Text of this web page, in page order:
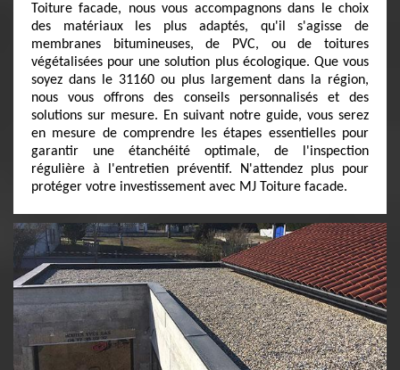
Toiture facade, nous vous accompagnons dans le choix
des matériaux les plus adaptés, qu'il s'agisse de
membranes bitumineuses, de PVC, ou de toitures
végétalisées pour une solution plus écologique. Que vous
soyez dans le 31160 ou plus largement dans la région,
nous vous offrons des conseils personnalisés et des
solutions sur mesure. En suivant notre guide, vous serez
en mesure de comprendre les étapes essentielles pour
garantir une étanchéité optimale, de l'inspection
régulière à l'entretien préventif. N'attendez plus pour
protéger votre investissement avec MJ Toiture facade.